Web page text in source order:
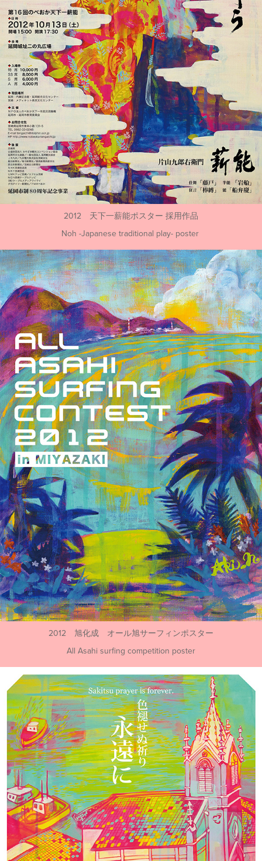
2012 天下一薪能ポスター 採用作品
Noh -Japanese traditional play- poster
2012 旭化成 オール旭サーフィンポスター
All Asahi surfing competition poster